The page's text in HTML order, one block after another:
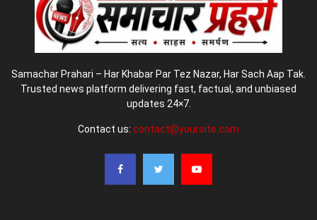
Samachar Prahari – Har Khabar Par Tez Nazar, Har Sach Aap Tak.
Trusted news platform delivering fast, factual, and unbiased
updates 24×7.
Contact us: contact@yoursite.com